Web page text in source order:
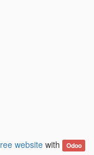
websitewith Odoo